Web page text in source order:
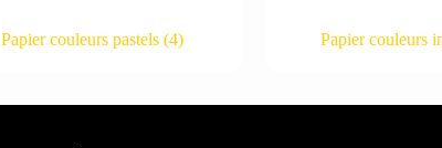
Papier couleurs pastels(4) Papier couleurs